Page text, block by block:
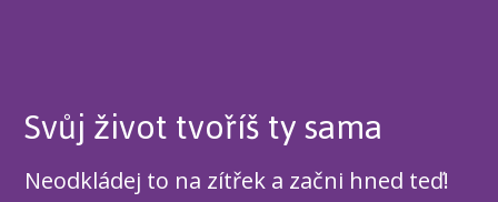
Svůj život tvoříš ty sama
Neodkládej to na zítřek a začni hned teď!